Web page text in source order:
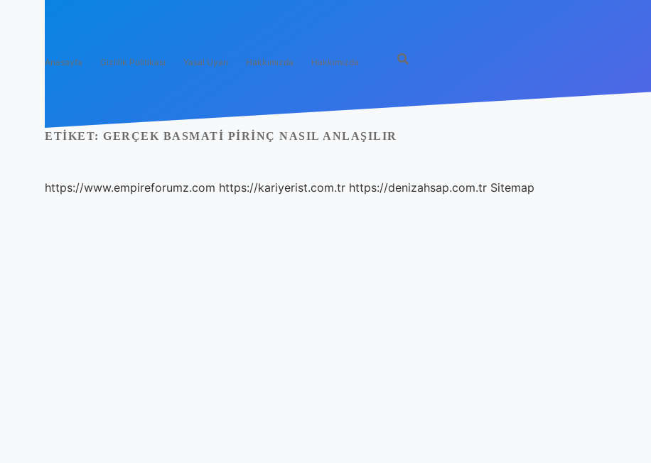
Anasayfa Gizlilik Politikası Yasal Uyarı Hakkımızda Hakkımızda
ETIKET: GERÇEK BASMATI PIRINÇ NASIL ANLAŞILIR
https://www.empireforumz.com https://kariyerist.com.tr https://denizahsap.com.tr Sitemap